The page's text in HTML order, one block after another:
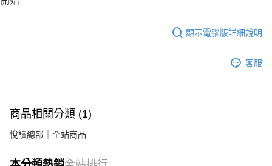
顯示電腦版詳細說明
客服
商品相關分類 (1)
悅讀總部｜全站商品